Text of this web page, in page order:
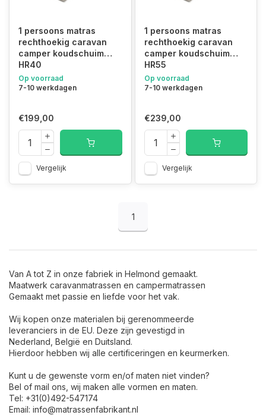
info@matrassenfabrikant.nl
1-persoons matras rechthoekig caravans en campers
1 persoons matras
rechthoekig caravan
camper koudschuim
HR40
Op voorraad
7-10 werkdagen
€199,00
Vergelijk
1 persoons matras
rechthoekig caravan
camper koudschuim
HR55
Op voorraad
7-10 werkdagen
€239,00
Vergelijk
1
Van A tot Z in onze fabriek in Helmond gemaakt.
Maatwerk caravanmatrassen en campermatrassen
Gemaakt met passie en liefde voor het vak.
Wij kopen onze materialen bij gerenommeerde
leveranciers in de EU. Deze zijn gevestigd in
Nederland, België en Duitsland.
Hierdoor hebben wij alle certificeringen en keurmerken.
Kunt u de gewenste vorm en/of maten niet vinden?
Bel of mail ons, wij maken alle vormen en maten.
Tel: +31(0)492-547174
Email: info@matrassenfabrikant.nl